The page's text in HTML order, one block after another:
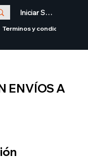
Iniciar Sesión
Terminos y condiciones
ENVÍOS A